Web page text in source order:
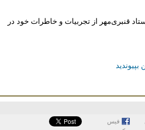
قنبری‌مهر از تجربیات و خاطرات خود در
فيس